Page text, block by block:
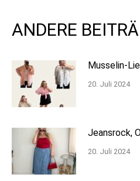
ANDERE
Musselin-
20. Juli 2024
Jeansrock,
20. Juli 2024